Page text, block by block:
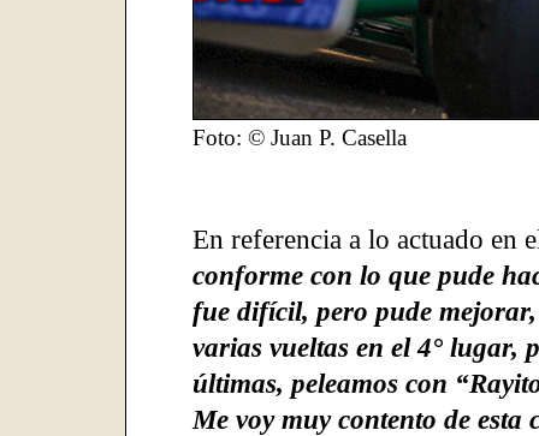
Foto: © Juan P. Casella
En referencia a lo actuado en
conforme con lo que pude
fue difícil, pero pude
varias vueltas en el 4° lugar,
últimas, peleamos con
Me voy muy contento de esta